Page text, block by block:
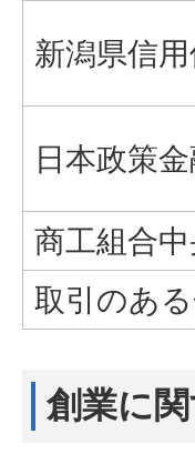
新潟県信
日本政策
商工組合
取引のあ
創業に